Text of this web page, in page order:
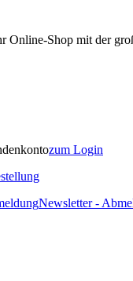
Online-Shop mit der
zum Login
Newsletter -